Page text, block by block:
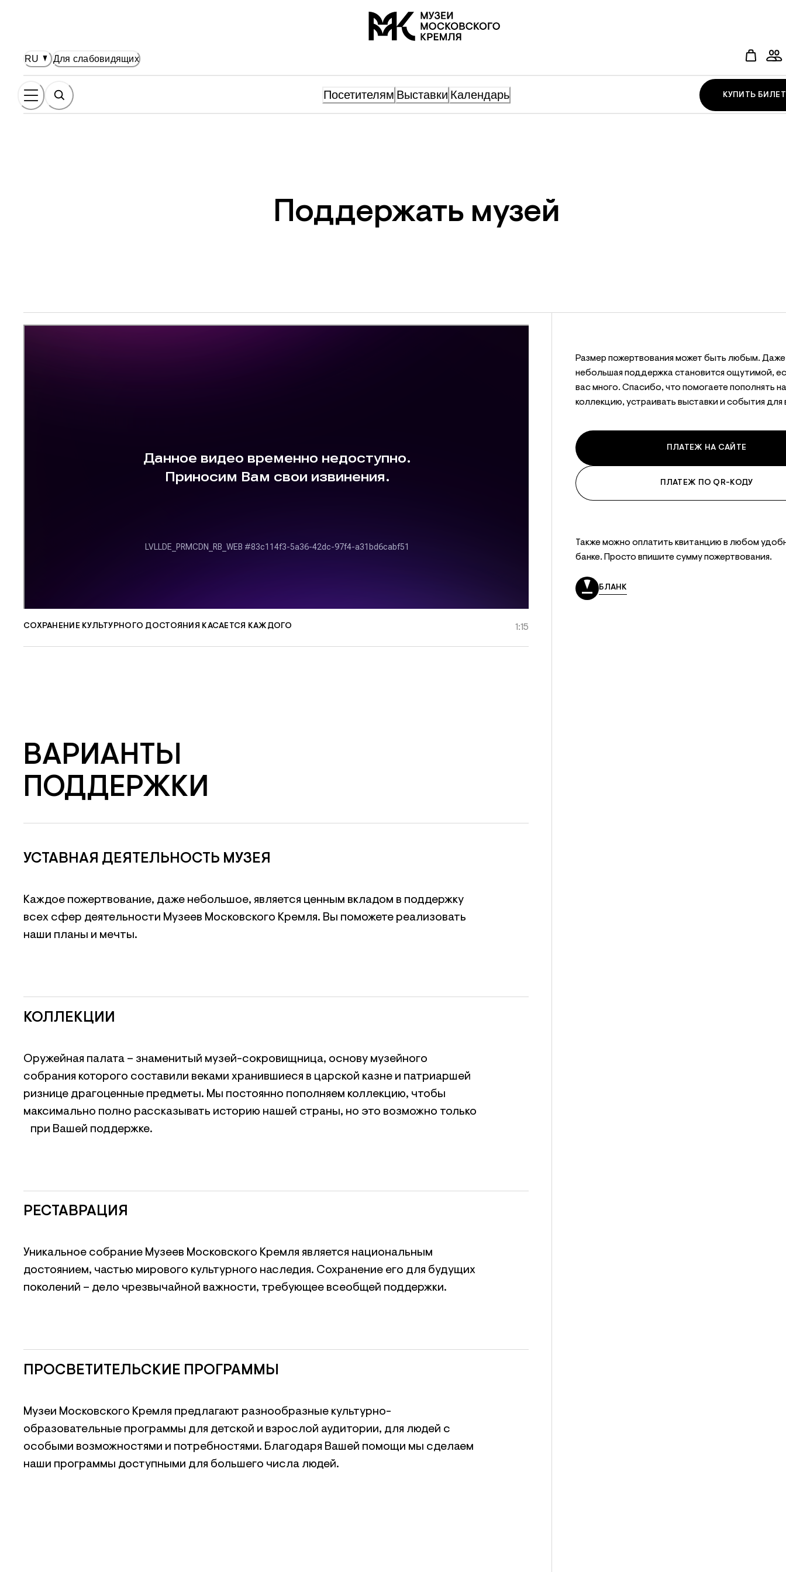
RU Для слабовидящих
На главную
Посетителям Выставки Календарь КУПИТЬ БИЛЕТ
Поддержать музей
СОХРАНЕНИЕ КУЛЬТУРНОГО ДОСТОЯНИЯ КАСАЕТСЯ КАЖДОГО 1:15
Размер пожертвования может быть любым. Даже
небольшая поддержка становится ощутимой,
вас много. Спасибо, что помогаете пополнять
коллекцию, устраивать выставки и события для
ПЛАТЕЖ НА САЙТЕ
ПЛАТЕЖ ПО QR-КОДУ
Также можно оплатить квитанцию в любом
банке. Просто впишите сумму пожертвования.
БЛАНК
ВАРИАНТЫ
ПОДДЕРЖКИ
УСТАВНАЯ ДЕЯТЕЛЬНОСТЬ МУЗЕЯ
Каждое пожертвование, даже небольшое, является ценным вкладом в поддержку
всех сфер деятельности Музеев Московского Кремля. Вы поможете реализовать
наши планы и мечты.
КОЛЛЕКЦИИ
Оружейная палата – знаменитый музей-сокровищница, основу музейного
собрания которого составили веками хранившиеся в царской казне и патриаршей
ризнице драгоценные предметы. Мы постоянно пополняем коллекцию, чтобы
максимально полно рассказывать историю нашей страны, но это возможно только
при Вашей поддержке.
РЕСТАВРАЦИЯ
Уникальное собрание Музеев Московского Кремля является национальным
достоянием, частью мирового культурного наследия. Сохранение его для будущих
поколений – дело чрезвычайной важности, требующее всеобщей поддержки.
ПРОСВЕТИТЕЛЬСКИЕ ПРОГРАММЫ
Музеи Московского Кремля предлагают разнообразные культурно-
образовательные программы для детской и взрослой аудитории, для людей с
особыми возможностями и потребностями. Благодаря Вашей помощи мы сделаем
наши программы доступными для большего числа людей.